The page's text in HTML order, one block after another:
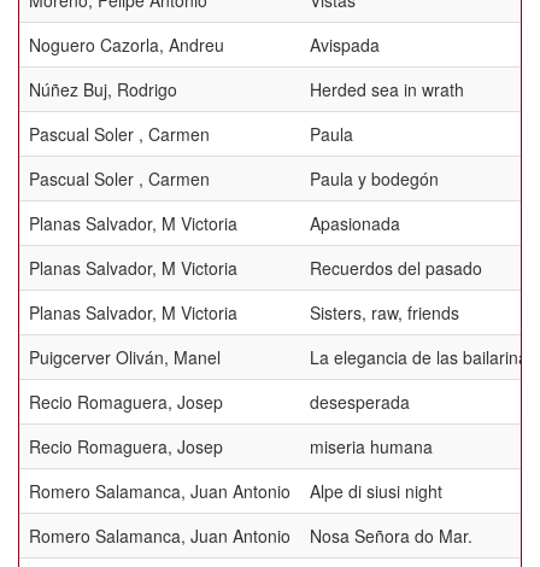
Noguero Cazorla, Andreu
Avispada
Núñez Buj, Rodrigo
Herded sea in wrath
Pascual Soler , Carmen
Paula
Pascual Soler , Carmen
Paula y bodegón
Planas Salvador, M Victoria
Apasionada
Planas Salvador, M Victoria
Recuerdos del pasado
Planas Salvador, M Victoria
Sisters, raw, friends
Puigcerver Oliván, Manel
La elegancia de las bailarinas
Recio Romaguera, Josep
desesperada
Recio Romaguera, Josep
miseria humana
Romero Salamanca, Juan Antonio
Alpe di siusi night
Romero Salamanca, Juan Antonio
Nosa Señora do Mar.